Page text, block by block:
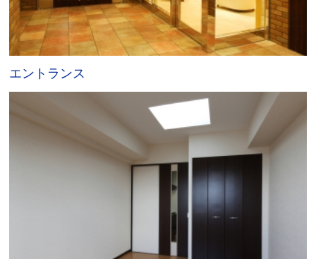
エントランス